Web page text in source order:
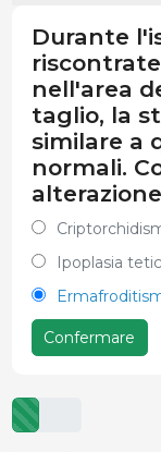
Durante
nell'area
taglio, la
similare a
normali.
Ipoplasia
Confermare